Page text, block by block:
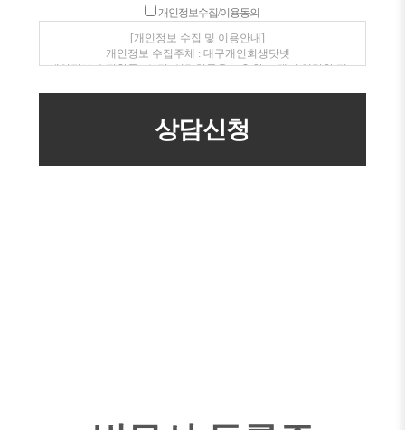
개인정보수집/이용동의
[개인정보 수집 및 이용안내]
개인정보 수집주체 : 대구개인회생닷넷
개인정보 수집항목 : 성명, 연락처등을 포함한 고객이 입력한 정
개인정보보유/이용기간 : 수집일로부터 1년(고객동의 철회시
지체없이 파기)